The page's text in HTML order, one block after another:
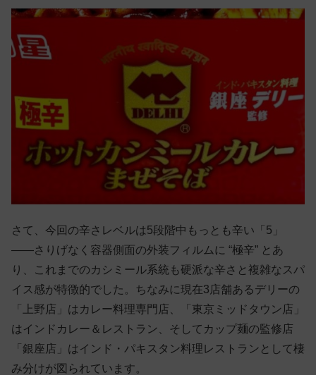
さて、今回の辛さレベルは5段階中もっとも辛い「5」
——さりげなく容器側面の外装フィルムに “極辛” とあ
り、これまでのカシミール系統も硬派な辛さと複雑なスパ
イス感が特徴的でした。ちなみに現在3店舗あるデリーの
「上野店」はカレー料理専門店、「東京ミッドタウン店」
はインドカレー＆レストラン、そしてカップ麺の監修店
「銀座店」はインド・パキスタン料理レストランとして棲
み分けが図られています。